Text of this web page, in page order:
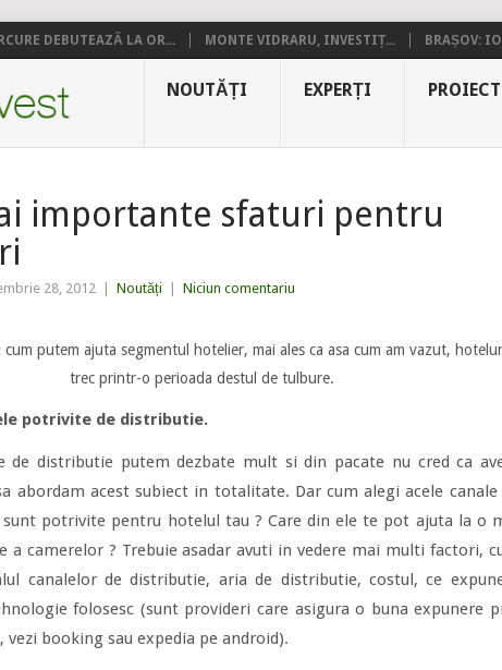
DEBUTEAZĂ LA OR... MONTE VIDRARU, INVESTIȚ... BRAȘOV:
NOUTĂȚI EXPERȚI
importante sfaturi pentru
28, 2012 Noutăți Niciun comentariu
cum putem ajuta segmentul hotelier, mai ales ca asa cum am vazut,
trec printr-o perioada destul de tulbure.
potrivite de distributie.
de distributie putem dezbate mult si din pacate nu cred ca
abordam acest subiect in totalitate. Dar cum alegi acele canale
potrivite pentru hotelul tau ? Care din ele te pot ajuta la o
a camerelor ? Trebuie asadar avuti in vedere mai multi factori,
canalelor de distributie, aria de distributie, costul, ce
folosesc (sunt provideri care asigura o buna expunere
booking sau expedia pe android).